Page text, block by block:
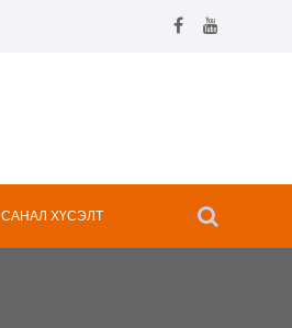
САНАЛ ХҮСЭЛТ